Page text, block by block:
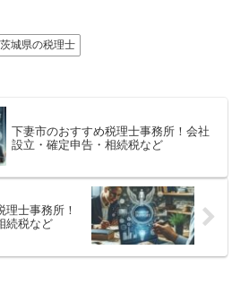
茨城県の税理士
下妻市のおすすめ税理士事務所！会社
設立・確定申告・相続税など
士事務所！
続税など